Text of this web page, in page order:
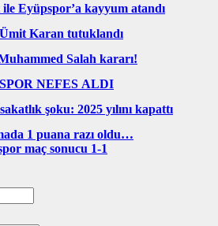
Eyüpspor’a kayyum atandı
Karan tutuklandı
Salah kararı!
NEFES ALDI
şoku: 2025 yılını kapattı
1 puana razı oldu…
maç sonucu 1-1